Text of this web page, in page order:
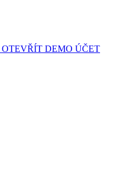
OTEVŘÍT DEMO ÚČET